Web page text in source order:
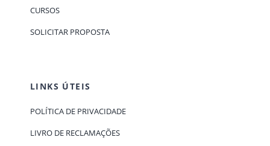
CURSOS
SOLICITAR PROPOSTA
LINKS ÚTEIS
POLÍTICA DE PRIVACIDADE
LIVRO DE RECLAMAÇÕES